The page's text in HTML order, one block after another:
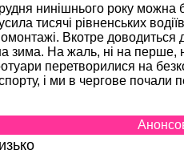
нинішнього року
тисячі рівненських
Вкотре доводиться
зима. На жаль, ні на
перетворилися на
і ми в чергове